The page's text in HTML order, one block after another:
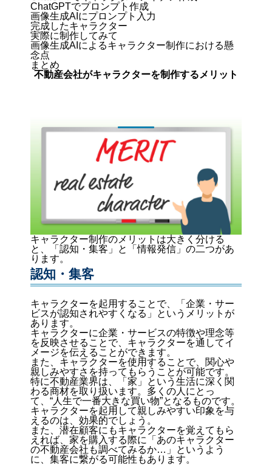
ChatGPTでプロンプト作成
画像生成AIにプロンプト入力
完成したキャラクター
実際に制作してみて
画像生成AIによるキャラクター制作における懸
念点
まとめ
不動産会社がキャラクターを制作するメリット
キャラクター制作のメリットは大きく分ける
と、「認知・集客」と「情報発信」の二つがあ
ります。
認知・集客
キャラクターを起用することで、「企業・サー
ビスが認知されやすくなる」というメリットが
あります。
キャラクターに企業・サービスの特徴や理念等
を反映させることで、キャラクターを通してイ
メージを伝えることができます。
また、キャラクターを使用することで、関心や
親しみやすさを持ってもらうことが可能です。
特に不動産業界は、「家」という生活に深く関
わる商材を取り扱います。多くの人にとっ
て、“人生で一番大きな買い物”となるものです。
キャラクターを起用して親しみやすい印象を与
えるのは、効果的でしょう。
また、潜在顧客にもキャラクターを覚えてもら
えれば、家を購入する際に「あのキャラクター
の不動産会社も調べてみるか…」というよう
に、集客に繋がる可能性もあります。